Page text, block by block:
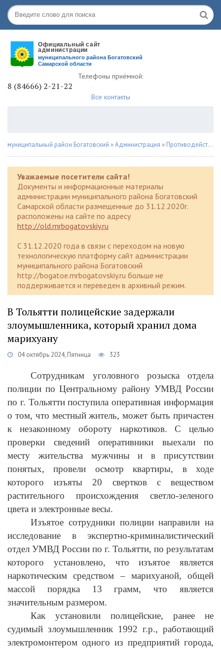
Телефоны приёмной:
8 (84666) 2-21-22
Все контакты
муниципальный район Богатовский »Администрация » Противодействие наркомании
Уважаемые посетители сайта!
Документы и информационные материалы
администрации муниципального района Богатовский
Самарской области размещенные до 31.12.2020г.
расположены на сайте по адресу
http://old.mrbogatovskiy.ru
C 31.12.2020 года в связи с переходом на новую
технологическую платформу сайт администрации
муниципального района Богатовский
http://bogatoe.mrbogatovskiy.ru больше не
поддерживается и переведен в архивный режим.
В Тольятти полицейские задержали
злоумышленника, который хранил дома
марихуану
04 октябрь 2024, Пятница 323
Сотрудникам уголовного розыска отдела
полиции по Центральному району УМВД России
по г. Тольятти поступила оперативная информация
о том, что местный житель, может быть причастен
к незаконному обороту наркотиков. С целью
проверки сведений оперативники выехали по
месту жительства мужчины и в присутствии
понятых, провели осмотр квартиры, в ходе
которого изъяты 20 свертков с веществом
растительного происхождения светло-зеленого
цвета и электронные весы.
Изъятое сотрудники полиции направили на
исследование в экспертно-криминалистический
отдел УМВД России по г. Тольятти, по результатам
которого установлено, что изъятое является
наркотическим средством – марихуаной, общей
массой порядка 13 грамм, что является
значительным размером.
Как установили полицейские, ранее не
судимый злоумышленник 1992 г.р., работающий
электромонтером одного из предприятий города,